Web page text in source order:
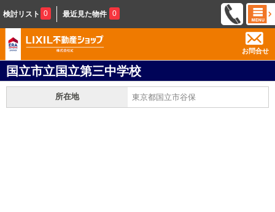
検討リスト 0 最近見た物件 0
お問合せ
国立市立国立第三中学校
所在地 東京都国立市谷保